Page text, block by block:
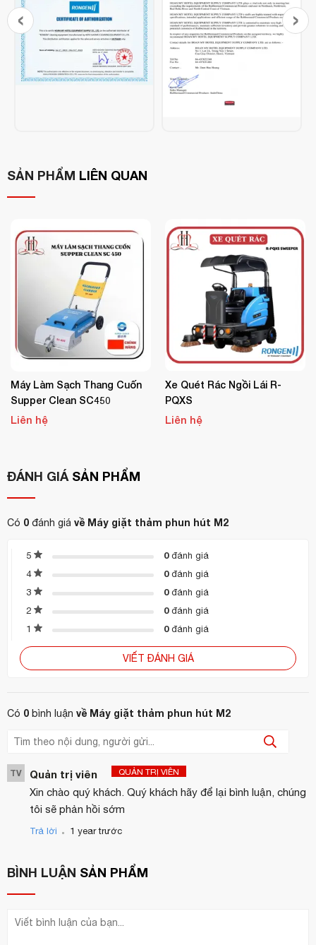
Thông số kỹ
thuật
Chi tiết
Mã hàng M2
220V
Thùng chứa
nước bẩn
5L
Ống hút thu
1.2m
Dây điện 4m
Cân nặng
Kích thước 610 x 300 x 340 mm
Xuất xứ Rongen -
nghiệp.
CÔNG TY TNHH CUNG ỨNG THIẾT BỊ KHÁCH SẠN
HOÀN MỸ
Hotline:0904 886 341 / 0944 495 054
Website:https://hoanmyhotelsupply.com/
‹ ›
SẢN PHẨM LIÊN QUAN
Máy Làm Sạch Thang Cuốn
Supper Clean SC450
Liên hệ
Xe Quét Rác Ngồi Lái R-
PQXS
Liên hệ
ĐÁNH GIÁ SẢN PHẨM
Có 0 đánh giá về Máy giặt thảm phun hút M2
5 0đánh giá
4
0đánh giá
3
0đánh giá
2
0đánh giá
1
0đánh giá
VIẾT ĐÁNH GIÁ
Có 0 bình luận về Máy giặt thảm phun hút M2
TV Quản trị viên QUẢN TRỊ VIÊN
Xin chào quý khách. Quý khách hãy để lại bình luận, chúng
tôi sẽ phản hồi sớm
Trả lời . 1 year trước
BÌNH LUẬN SẢN PHẨM